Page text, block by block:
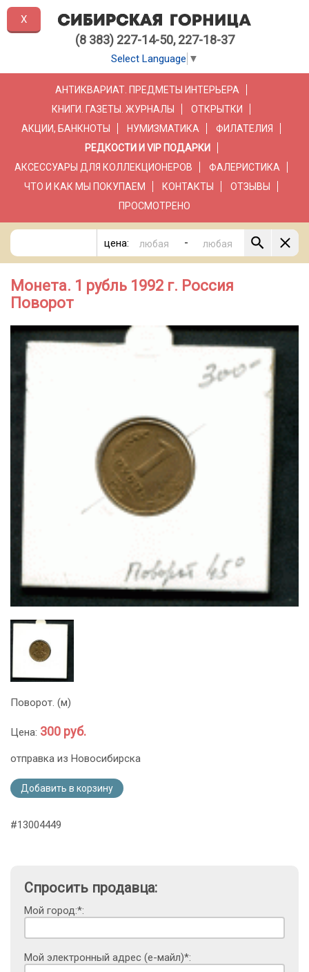
(8 383) 227-14-50, 227-18-37
Select Language ▼
АНТИКВАРИАТ. ПРЕДМЕТЫ ИНТЕРЬЕРА
КНИГИ. ГАЗЕТЫ. ЖУРНАЛЫ
ОТКРЫТКИ
АКЦИИ, БАНКНОТЫ
НУМИЗМАТИКА
ФИЛАТЕЛИЯ
РЕДКОСТИ И VIP ПОДАРКИ
АКСЕССУАРЫ ДЛЯ КОЛЛЕКЦИОНЕРОВ
ФАЛЕРИСТИКА
ЧТО И КАК МЫ ПОКУПАЕМ
КОНТАКТЫ
ОТЗЫВЫ
ПРОСМОТРЕНО
цена: -
Монета. 1 рубль 1992 г. Россия
Поворот
Поворот. (м)
Цена: 300 руб.
отправка из Новосибирска
Добавить в корзину
#13004449
Спросить продавца:
Мой город:*:
Мой электронный адрес (е-майл)*:
X